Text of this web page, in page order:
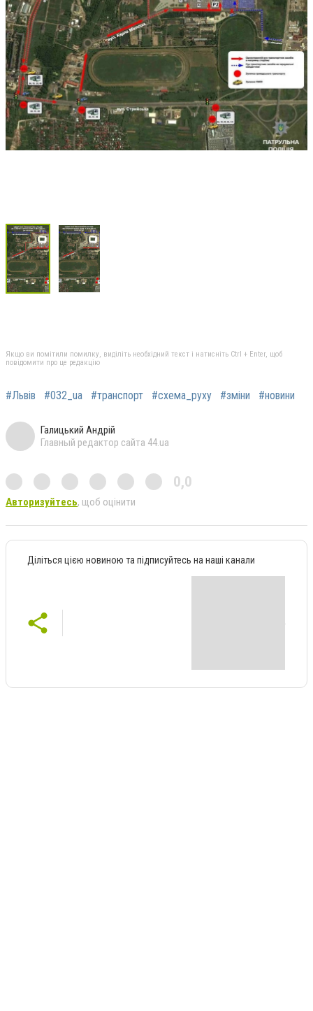
Якщо ви помітили помилку, виділіть необхідний текст і натисніть Ctrl + Enter, щоб
повідомити про це редакцію
#Львів #032_ua #транспорт #схема_руху #зміни #новини
Галицький Андрій
Главный редактор сайта 44.ua
0,0
Авторизуйтесь, щоб оцінити
Діліться цією новиною та підписуйтесь на наші канали